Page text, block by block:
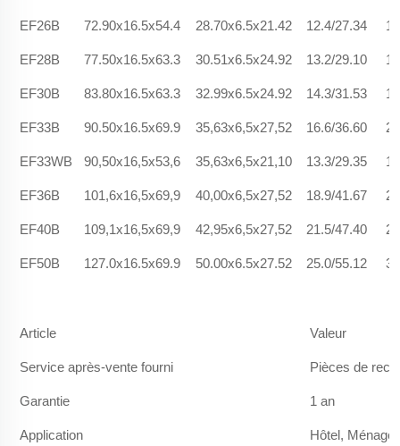
EF26B 72.90x16.5x54.4 28.70x6.5x21.42 12.4/27.34
EF28B 77.50x16.5x63.3 30.51x6.5x24.92 13.2/29.10
EF30B 83.80x16.5x63.3 32.99x6.5x24.92 14.3/31.53
EF33B 90.50x16.5x69.9 35,63x6,5x27,52 16.6/36.60
EF33WB 90,50x16,5x53,6 35,63x6,5x21,10 13.3/29.35
EF36B 101,6x16,5x69,9 40,00x6,5x27,52 18.9/41.67
EF40B 109,1x16,5x69,9 42,95x6,5x27,52 21.5/47.40
EF50B 127.0x16.5x69.9 50.00x6.5x27.52 25.0/55.12
Article Valeur
Service après-vente fourni Pièces de
Garantie 1 an
Application Hôtel, Ménage